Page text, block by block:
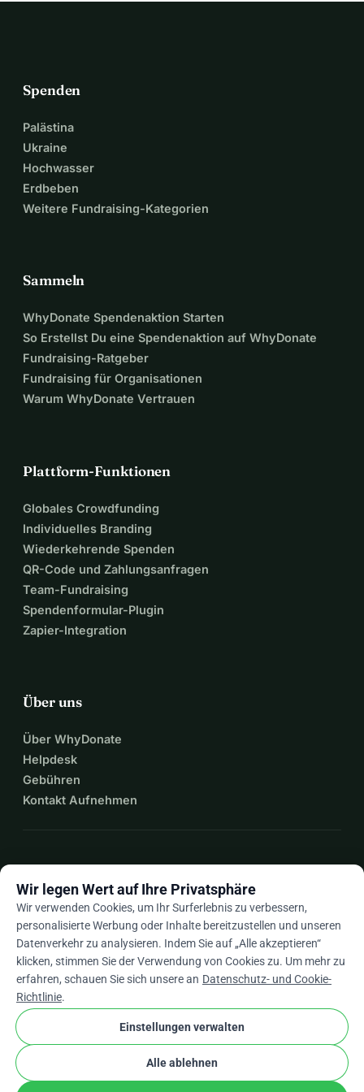
Spenden
Palästina
Ukraine
Hochwasser
Erdbeben
Weitere Fundraising-Kategorien
Sammeln
WhyDonate Spendenaktion Starten
So Erstellst Du eine Spendenaktion auf WhyDonate
Fundraising-Ratgeber
Fundraising für Organisationen
Warum WhyDonate Vertrauen
Plattform-Funktionen
Globales Crowdfunding
Individuelles Branding
Wiederkehrende Spenden
QR-Code und Zahlungsanfragen
Team-Fundraising
Spendenformular-Plugin
Zapier-Integration
Über uns
Über WhyDonate
Helpdesk
Gebühren
Kontakt Aufnehmen
Dearrow_drop_down
★★★★★4,9 / 5 basierend auf 500+ Bewertungen
WhyDonateDatenschutz und Cookies
Allgemeine Geschäftsbedingungen
Wir legen Wert auf Ihre Privatsphäre
Wir verwenden Cookies, um Ihr Surferlebnis zu verbessern,
personalisierte Werbung oder Inhalte bereitzustellen und unseren
Datenverkehr zu analysieren. Indem Sie auf „Alle akzeptieren“
klicken, stimmen Sie der Verwendung von Cookies zu. Um mehr zu
erfahren, schauen Sie sich unsere an Datenschutz- und Cookie-
Richtlinie.
Einstellungen verwalten
Alle ablehnen